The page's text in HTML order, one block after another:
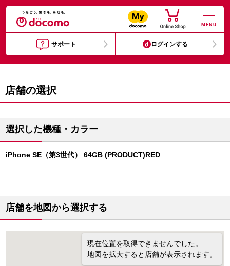
MENU
サポート ログインする
店舗の選択
選択した機種・カラー
iPhone SE（第3世代） 64GB (PRODUCT)RED
店舗を地図から選択する
現在位置を取得できませんでした。
地図を拡大すると店舗が表示されます。